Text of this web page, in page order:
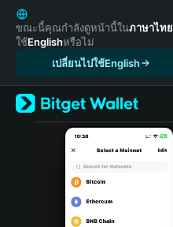
English
日本語
Tiếng Việt
Español (Latinoamérica)
Türkçe
Italiano
Português (Portugal)
ขณะนี้คุณกำลังดูหน้านี้ในภาษาไทย
ใช้Englishหรือไม่
เปลี่ยนไปใช้English